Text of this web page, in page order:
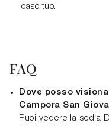
caso tuo.
FAQ
Dove posso
Campora San
Puoi vedere la sedia